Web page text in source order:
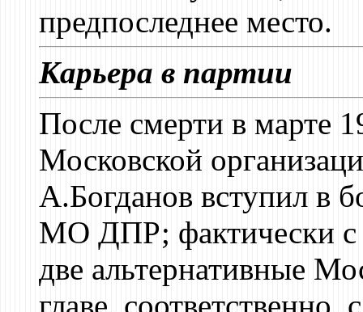
предпоследнее место.
Карьера в партии
После смерти в марте
Московской
А.Богданов вступил в
МО ДПР; фактически с
две альтернативные